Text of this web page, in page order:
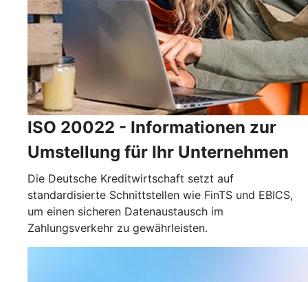
ISO 20022 - Informationen zur
Umstellung für Ihr Unternehmen
Die Deutsche Kreditwirtschaft setzt auf
standardisierte Schnittstellen wie FinTS und EBICS,
um einen sicheren Datenaustausch im
Zahlungsverkehr zu gewährleisten.